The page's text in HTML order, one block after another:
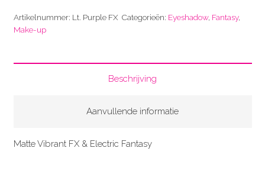
Artikelnummer: Lt. Purple FX Categorieën: Eyeshadow, Fantasy,
Make-up
Beschrijving
Aanvullende informatie
Matte Vibrant FX & Electric Fantasy